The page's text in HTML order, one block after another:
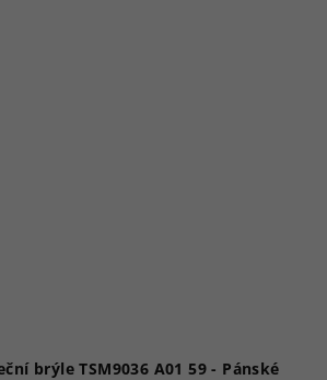
Trussardi sluneční brýle TSM9036 A01 59 - Pánské